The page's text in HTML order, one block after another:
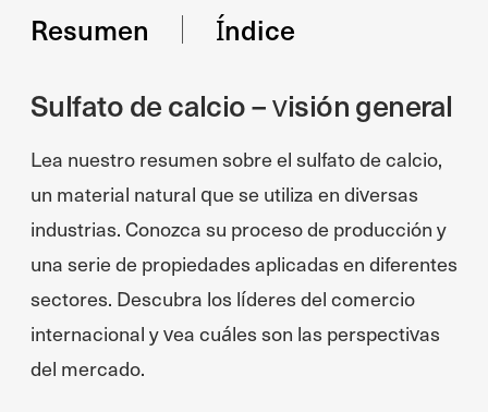
Resumen Índice
Sulfato de calcio – visión general
Lea nuestro resumen sobre el sulfato de calcio,
un material natural que se utiliza en diversas
industrias. Conozca su proceso de producción y
una serie de propiedades aplicadas en diferentes
sectores. Descubra los líderes del comercio
internacional y vea cuáles son las perspectivas
del mercado.